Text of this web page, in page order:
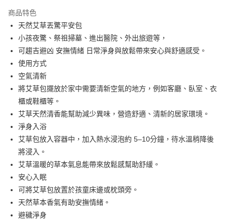
Apple Pay
街口支付
悠遊付
Google Pay
AFTEE先享後付
相關說明
【關於「AFTEE先享後付」】
AFTEE先享後付是「在收到商品之後才付款」的支付方式。 讓您購物簡單
便利好安心！
１．簡單：不需註冊會員、不需綁卡、不需儲值。
３．安心：先確認商品／服務後，再付款。
【「AFTEE先享後付」結帳流程】
１．於結帳方式選擇「AFTEE先享後付」後，將跳轉至「AFTEE先享後付」
結帳頁面，進行簡訊認證並確認金額後，即可完成結帳。
２．訂單成立數日內，您將收到繳費通知簡訊。
ATM付款
運送方式
全家取貨付款
付款後全家取貨
每筆NT$60，滿NT$590(含以上)免運費
商品特色
天然艾草丟驚平安包
小孩夜驚、祭祖掃墓、進出醫院、外出旅遊等，
可趨吉避凶 安撫情緒 日常淨身與放鬆帶來安心與舒適感受。
使用方式
空氣清新
將艾草包擺放於家中需要清新空氣的地方，例如客廳、臥室、衣
櫃或鞋櫃等。
艾草天然清香能幫助減少異味，營造舒適、清新的居家環境。
淨身入浴
艾草包放入容器中，加入熱水浸泡約 5–10分鐘，待水溫稍降後
將浸入。
艾草溫暖的草本氣息能帶來放鬆感幫助舒緩。
安心入眠
可將艾草包放置於孩童床邊或枕頭旁。
天然草本香氣有助安撫情緒。
避穢淨身